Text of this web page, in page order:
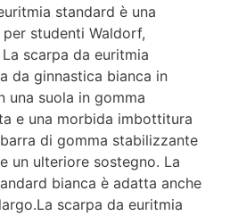
standard è una
studenti Waldorf,
scarpa da euritmia
da ginnastica bianca in
una suola in gomma
e una morbida imbottitura
di gomma stabilizzante
un ulteriore sostegno. La
bianca è adatta anche
scarpa da euritmia